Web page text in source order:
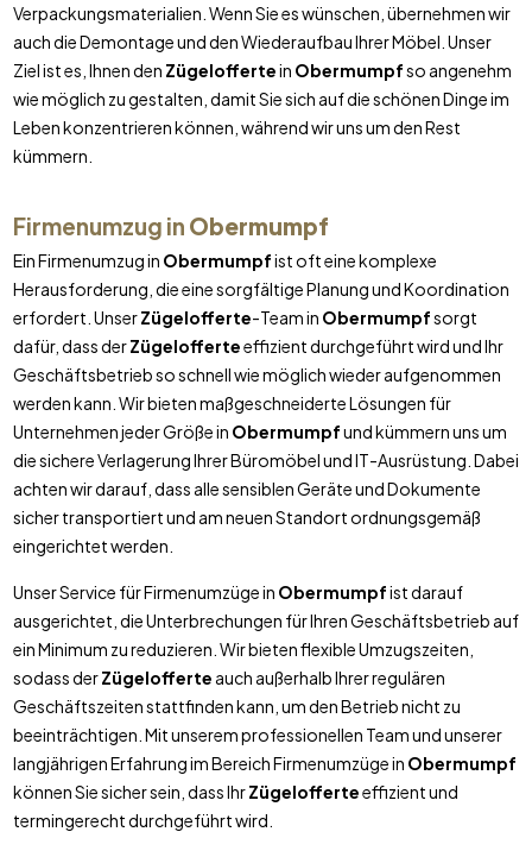
Verpackungsmaterialien. Wenn Sie es wünschen, übernehmen wir
auch die Demontage und den Wiederaufbau Ihrer Möbel. Unser
Ziel ist es, Ihnen den Zügeloffertein Obermumpfso angenehm
wie möglich zu gestalten, damit Sie sich auf die schönen Dinge im
Leben konzentrieren können, während wir uns um den Rest
kümmern.
Firmenumzug in Obermumpf
Ein Firmenumzug in Obermumpfist oft eine komplexe
Herausforderung, die eine sorgfältige Planung und Koordination
erfordert. UnserZügelofferte-Team in Obermumpfsorgt
dafür, dass derZügelofferteeffizient durchgeführt wird und Ihr
Geschäftsbetrieb so schnell wie möglich wieder aufgenommen
werden kann. Wir bieten maßgeschneiderte Lösungen für
Unternehmen jeder Größe in Obermumpfund kümmern uns um
die sichere Verlagerung Ihrer Büromöbel und IT-Ausrüstung. Dabei
achten wir darauf, dass alle sensiblen Geräte und Dokumente
sicher transportiert und am neuen Standort ordnungsgemäß
eingerichtet werden.
Unser Service für Firmenumzüge in Obermumpfist darauf
ausgerichtet, die Unterbrechungen für Ihren Geschäftsbetrieb auf
ein Minimum zu reduzieren. Wir bieten flexible Umzugszeiten,
sodass derZügelofferte auch außerhalb Ihrer regulären
Geschäftszeiten stattfinden kann, um den Betrieb nicht zu
beeinträchtigen. Mit unserem professionellen Team und unserer
langjährigen Erfahrung im Bereich Firmenumzüge in Obermumpf
können Sie sicher sein, dass IhrZügelofferteeffizient und
termingerecht durchgeführt wird.